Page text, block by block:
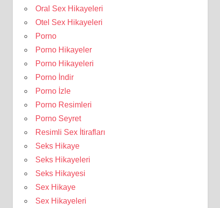
Oral Sex Hikayeleri
Otel Sex Hikayeleri
Porno
Porno Hikayeler
Porno Hikayeleri
Porno İndir
Porno İzle
Porno Resimleri
Porno Seyret
Resimli Sex İtirafları
Seks Hikaye
Seks Hikayeleri
Seks Hikayesi
Sex Hikaye
Sex Hikayeleri